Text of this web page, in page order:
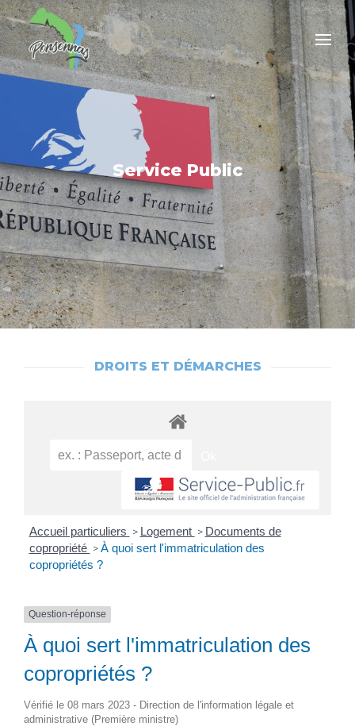
Service Public
DROITS ET DÉMARCHES
Accueil particuliers > Logement > Documents de
copropriété > À quoi sert l'immatriculation des
copropriétés ?
Question-réponse
À quoi sert l'immatriculation des
copropriétés ?
Vérifié le 08 mars 2023 - Direction de l'information légale et
administrative (Première ministre)